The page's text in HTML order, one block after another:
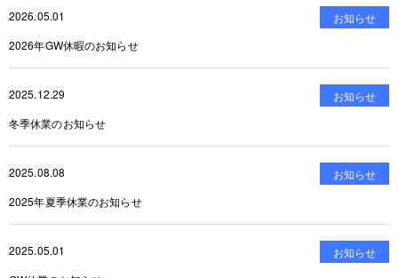
2026.05.01
お知らせ
2026年GW休暇のお知らせ
2025.12.29
お知らせ
冬季休業のお知らせ
2025.08.08
お知らせ
2025年夏季休業のお知らせ
2025.05.01
お知らせ